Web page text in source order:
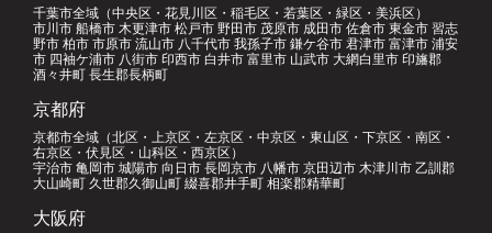
千葉市全域（中央区・花見川区・稲毛区・若葉区・緑区・美浜区）
市川市 船橋市 木更津市 松戸市 野田市 茂原市 成田市 佐倉市 東金市 習志
野市 柏市 市原市 流山市 八千代市 我孫子市 鎌ケ谷市 君津市 富津市 浦安
市 四袖ケ浦市 八街市 印西市 白井市 富里市 山武市 大網白里市 印旛郡
酒々井町 長生郡長柄町
京都府
京都市全域（北区・上京区・左京区・中京区・東山区・下京区・南区・
右京区・伏見区・山科区・西京区）
宇治市 亀岡市 城陽市 向日市 長岡京市 八幡市 京田辺市 木津川市 乙訓郡
大山崎町 久世郡久御山町 綴喜郡井手町 相楽郡精華町
大阪府